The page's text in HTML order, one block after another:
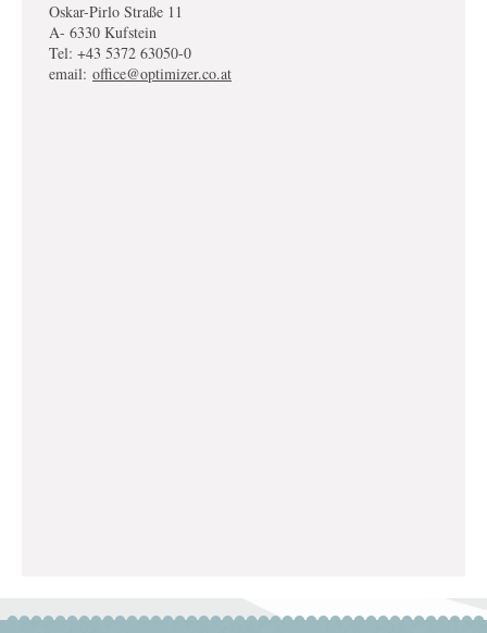
Oskar-Pirlo Straße 11
A- 6330 Kufstein
Tel: +43 5372 63050-0
email: office@optimizer.co.at